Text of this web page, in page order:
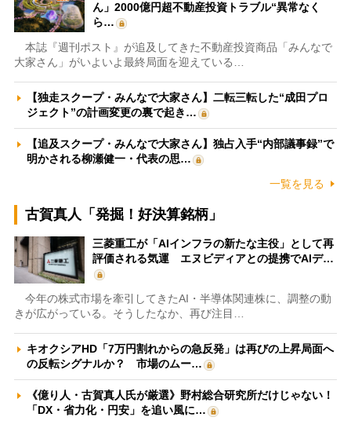
ん」2000億円超不動産投資トラブル“異常なく
ら…
本誌『週刊ポスト』が追及してきた不動産投資商品「みんなで
大家さん」がいよいよ最終局面を迎えている…
【独走スクープ・みんなで大家さん】二転三転した“成田プロ
ジェクト”の計画変更の裏で起き…
【追及スクープ・みんなで大家さん】独占入手“内部議事録”で
明かされる柳瀬健一・代表の思…
一覧を見る
古賀真人「発掘！好決算銘柄」
三菱重工が「AIインフラの新たな主役」として再
評価される気運 エヌビディアとの提携でAIデ…
今年の株式市場を牽引してきたAI・半導体関連株に、調整の動
きが広がっている。そうしたなか、再び注目…
キオクシアHD「7万円割れからの急反発」は再びの上昇局面へ
の反転シグナルか？ 市場のムー…
《億り人・古賀真人氏が厳選》野村総合研究所だけじゃない！
「DX・省力化・円安」を追い風に…